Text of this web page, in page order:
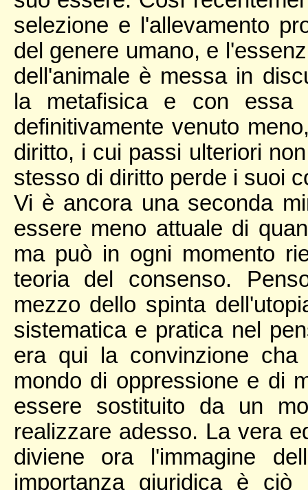
selezione e l'allevamento
del genere umano, e
dell'animale è messa in
la metafisica e con essa
definitivamente venuto
diritto, i cui passi ulteriori
stesso di diritto perde i suoi
Vi è ancora una seconda
essere meno attuale di
ma può in ogni momento
teoria del consenso.
mezzo dello spinta
sistematica e pratica nel
era qui la convinzione
mondo di oppressione e di
essere sostituito da un
realizzare adesso. La vera
diviene ora l'immagine
importanza giuridica è